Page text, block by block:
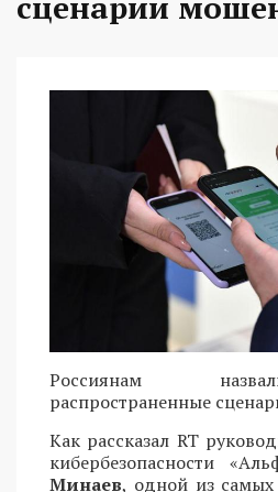
Россиянам
распространенные
Как рассказал RT
кибербезопасности
Минаев, одной из самых